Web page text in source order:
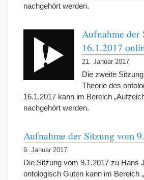
nachgehört werden.
Aufnahme der
16.1.2017
21. Januar 2017
Die zweite
Theorie des
16.1.2017 kann im Bereich
nachgehört werden.
Aufnahme der Sitzung vom
9. Januar 2017
Die Sitzung vom 9.1.2017 zu Hans
ontologisch Guten kann im Bereich